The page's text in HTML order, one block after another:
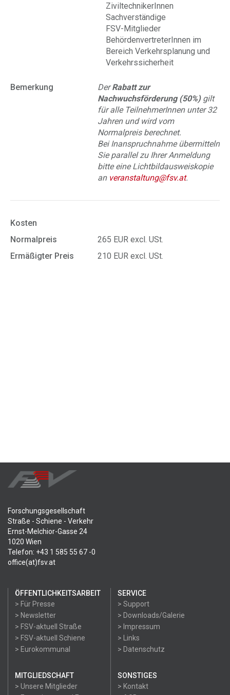
ZiviltechnikerInnen
Sachverständige
FSV-Mitglieder
BehördenvertreterInnen im
Bereich Verkehrsplanung und
Verkehrssicherheit
Bemerkung DerRabatt zur
Nachwuchsförderung (50%)gilt
für alle TeilnehmerInnen unter 32
Jahren und wird vom
Normalpreis berechnet.
Bei Inanspruchnahme übermitteln
Sie parallel zu Ihrer Anmeldung
bitte eine Lichtbildausweiskopie
an veranstaltung@fsv.at.
Kosten
Normalpreis
265 EUR excl. USt.
Ermäßigter Preis
210 EUR excl. USt.
Forschungsgesellschaft
Straße - Schiene - Verkehr
Ernst-Melchior-Gasse 24
1020 Wien
Telefon: +43 1 585 55 67 -0
office(at)fsv.at
ÖFFENTLICHKEITSARBEIT
> Für Presse
> Newsletter
> FSV-aktuell Straße
> FSV-aktuell Schiene
> Eurokommunal
SERVICE
> Support
> Downloads/Galerie
> Impressum
> Links
> Datenschutz
MITGLIEDSCHAFT
> Unsere Mitglieder
SONSTIGES
> Kontakt